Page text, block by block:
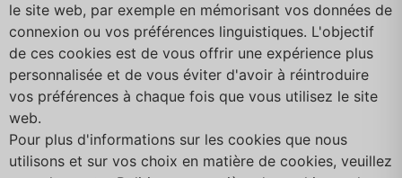
le site web, par exemple en mémorisant vos données de
connexion ou vos préférences linguistiques. L'objectif
de ces cookies est de vous offrir une expérience plus
personnalisée et de vous éviter d'avoir à réintroduire
vos préférences à chaque fois que vous utilisez le site
web.
Pour plus d'informations sur les cookies que nous
utilisons et sur vos choix en matière de cookies, veuillez